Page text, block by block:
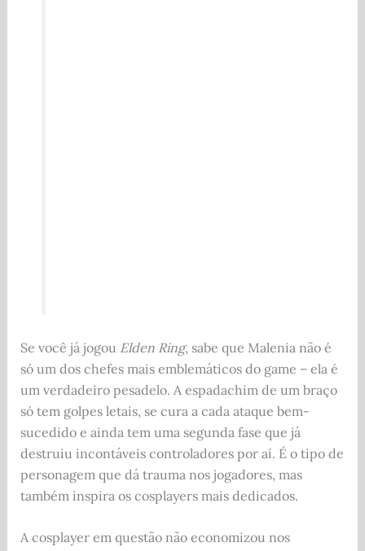
Se você já jogou Elden Ring, sabe que Malenia não é
só um dos chefes mais emblemáticos do game – ela é
um verdadeiro pesadelo. A espadachim de um braço
só tem golpes letais, se cura a cada ataque bem-
sucedido e ainda tem uma segunda fase que já
destruiu incontáveis controladores por aí. É o tipo de
personagem que dá trauma nos jogadores, mas
também inspira os cosplayers mais dedicados.
A cosplayer em questão não economizou nos